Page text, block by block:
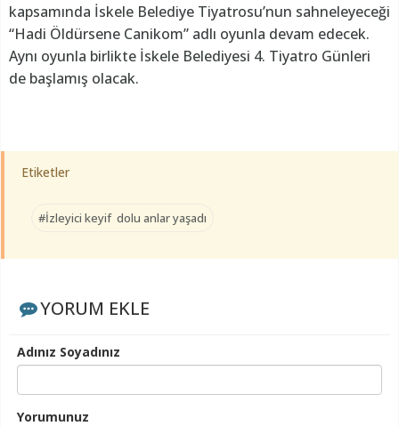
kapsamında İskele Belediye Tiyatrosu’nun sahneleyeceği
“Hadi Öldürsene Canikom” adlı oyunla devam edecek.
Aynı oyunla birlikte İskele Belediyesi 4. Tiyatro Günleri
de başlamış olacak.
Etiketler
#İzleyici keyif dolu anlar yaşadı
YORUM EKLE
Adınız Soyadınız
Yorumunuz